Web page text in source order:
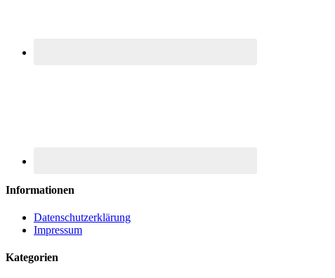
Informationen
Datenschutzerklärung
Impressum
Kategorien